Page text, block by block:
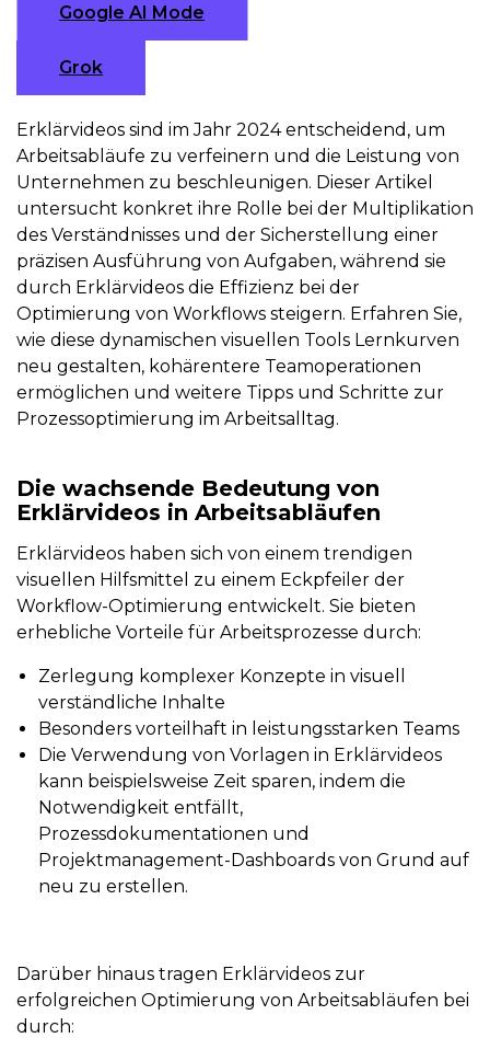
Google AI Mode
Grok
Erklärvideos sind im Jahr 2024 entscheidend, um
Arbeitsabläufe zu verfeinern und die Leistung von
Unternehmen zu beschleunigen. Dieser Artikel
untersucht konkret ihre Rolle bei der Multiplikation
des Verständnisses und der Sicherstellung einer
präzisen Ausführung von Aufgaben, während sie
durch Erklärvideos die Effizienz bei der
Optimierung von Workflows steigern. Erfahren Sie,
wie diese dynamischen visuellen Tools Lernkurven
neu gestalten, kohärentere Teamoperationen
ermöglichen und weitere Tipps und Schritte zur
Prozessoptimierung im Arbeitsalltag.
Die wachsende Bedeutung von
Erklärvideos in Arbeitsabläufen
Erklärvideos haben sich von einem trendigen
visuellen Hilfsmittel zu einem Eckpfeiler der
Workflow-Optimierung entwickelt. Sie bieten
erhebliche Vorteile für Arbeitsprozesse durch:
Zerlegung komplexer Konzepte in visuell
verständliche Inhalte
Besonders vorteilhaft in leistungsstarken Teams
Die Verwendung von Vorlagen in Erklärvideos
kann beispielsweise Zeit sparen, indem die
Notwendigkeit entfällt,
Prozessdokumentationen und
Projektmanagement-Dashboards von Grund auf
neu zu erstellen.
Darüber hinaus tragen Erklärvideos zur
erfolgreichen Optimierung von Arbeitsabläufen bei
durch: